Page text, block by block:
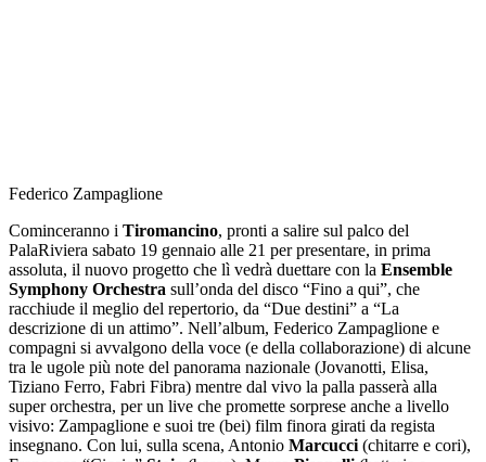
Federico Zampaglione
Cominceranno i Tiromancino, pronti a salire sul palco del
PalaRiviera sabato 19 gennaio alle 21 per presentare, in prima
assoluta, il nuovo progetto che lì vedrà duettare con la Ensemble
Symphony Orchestra sull’onda del disco “Fino a qui”, che
racchiude il meglio del repertorio, da “Due destini” a “La
descrizione di un attimo”. Nell’album, Federico Zampaglione e
compagni si avvalgono della voce (e della collaborazione) di alcune
tra le ugole più note del panorama nazionale (Jovanotti, Elisa,
Tiziano Ferro, Fabri Fibra) mentre dal vivo la palla passerà alla
super orchestra, per un live che promette sorprese anche a livello
visivo: Zampaglione e suoi tre (bei) film finora girati da regista
insegnano. Con lui, sulla scena, Antonio Marcucci (chitarre e cori),